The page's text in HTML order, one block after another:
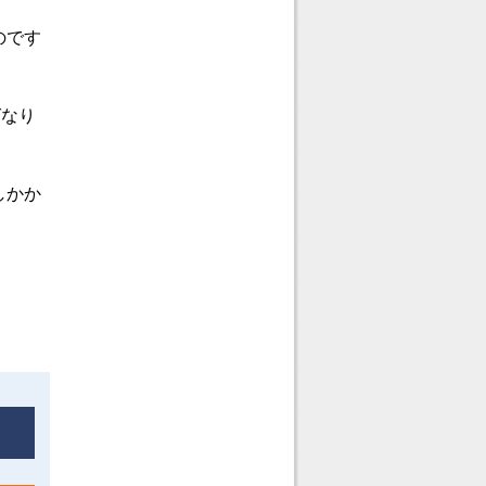
です
り
かか